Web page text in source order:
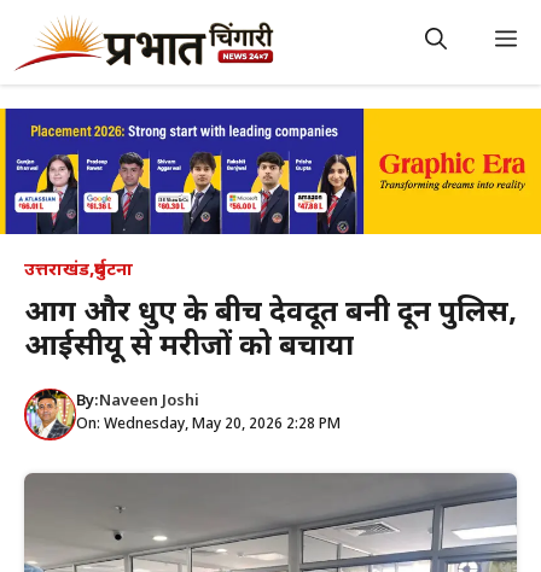
content
उत्तराखंड,दुर्घटना
आग और धुएं के बीच देवदूत बनी दून पुलिस,
आईसीयू से मरीजों को बचाया
By:Naveen Joshi
On: Wednesday, May 20, 2026 2:28 PM